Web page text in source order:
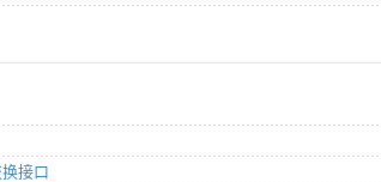
接口